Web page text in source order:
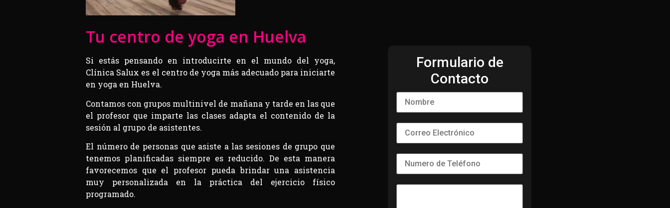
Tu centro de yoga en Huelva
Si estás pensando en introducirte en el mundo del yoga,
Clínica Salux es el centro de yoga más adecuado para iniciarte
en yoga en Huelva.
Contamos con grupos multinivel de mañana y tarde en las que
el profesor que imparte las clases adapta el contenido de la
sesión al grupo de asistentes.
El número de personas que asiste a las sesiones de grupo que
tenemos planificadas siempre es reducido. De esta manera
favorecemos que el profesor pueda brindar una asistencia
muy personalizada en la práctica del ejercicio físico
programado.
Formulario de
Contacto